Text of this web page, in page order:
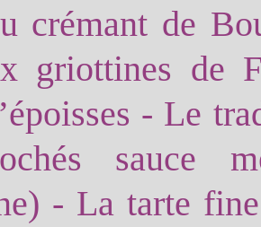
crémant de
griottines de
- Le
sauce
- La tarte